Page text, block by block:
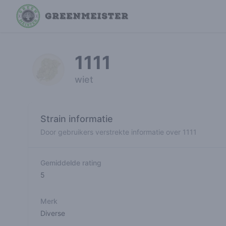
1111
wiet
Strain informatie
Door gebruikers verstrekte informatie over 1111
Gemiddelde rating
5
Merk
Diverse